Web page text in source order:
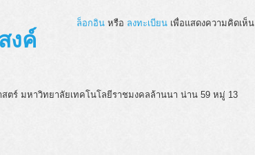
ล็อกอินหรือ ลงทะเบียนเพื่อแสดงความคิดเห็น
งค์
ร์ มหาวิทยาลัยเทคโนโลยีราชมงคลล้านนา น่าน 59 หมู่ 13